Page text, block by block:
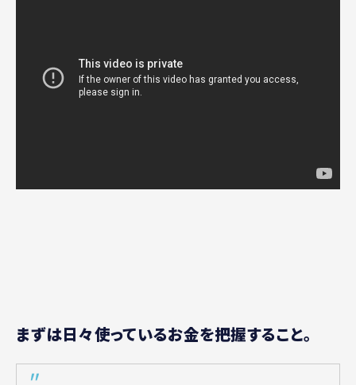
まずは日々使っているお金を把握すること。